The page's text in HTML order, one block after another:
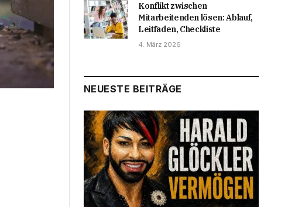
Konflikt zwischen
Mitarbeitenden lösen: Ablauf,
Leitfaden, Checkliste
4. März 2026
NEUESTE BEITRÄGE